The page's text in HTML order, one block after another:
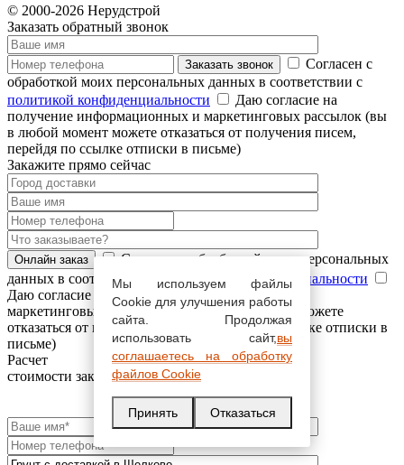
© 2000-2026 Нерудстрой
Заказать обратный звонок
Согласен с
обработкой моих персональных данных в соответствии с
политикой конфиденциальности
Даю согласие на
получение информационных и маркетинговых рассылок (вы
в любой момент можете отказаться от получения писем,
перейдя по ссылке отписки в письме)
Закажите прямо сейчас
Согласен с обработкой моих персональных
данных в соответствии с политикой конфиденциальности
Даю согласие на получение информационных и
маркетинговых рассылок (вы в любой момент можете
отказаться от получения писем, перейдя по ссылке отписки в
письме)
Расчет
стоимости заказа
Мы используем файлы
Cookie для улучшения работы
сайта. Продолжая
использовать сайт,вы
соглашаетесь на обработку
файлов Cookie
Принять Отказаться